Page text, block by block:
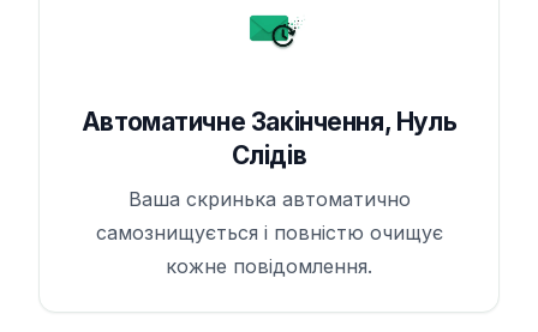
Автоматичне Закінчення, Нуль
Слідів
Ваша скринька автоматично
самознищується і повністю очищує
кожне повідомлення.